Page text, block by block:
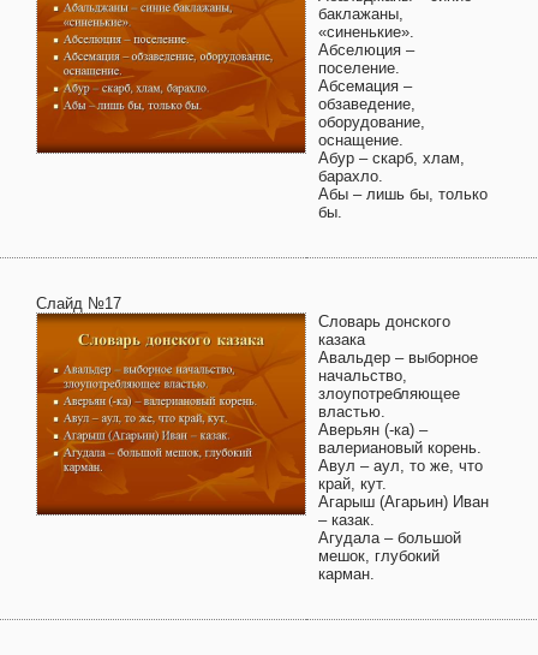
баклажаны,
«синенькие».
Абселюция –
поселение.
Абсемация –
обзаведение,
оборудование,
оснащение.
Абур – скарб, хлам,
барахло.
Абы – лишь бы, только
бы.
Слайд №17
Словарь донского
казака
Авальдер – выборное
начальство,
злоупотребляющее
властью.
Аверьян (-ка) –
валериановый корень.
Авул – аул, то же, что
край, кут.
Агарыш (Агарьин) Иван
– казак.
Агудала – большой
мешок, глубокий
карман.